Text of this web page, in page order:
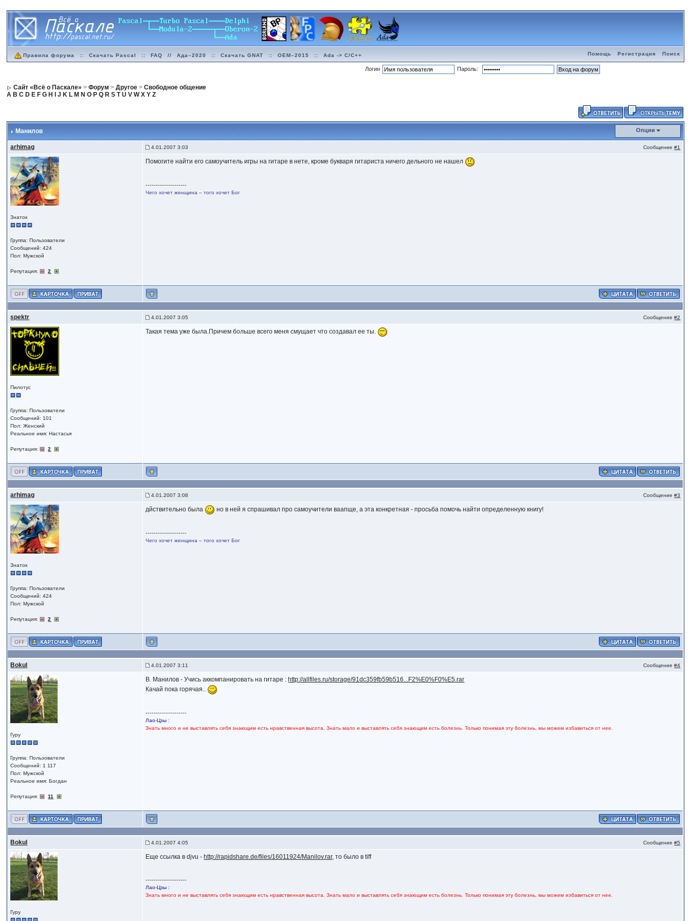
Правила форума :: Скачать Pascal :: FAQ // Ада–2020 :: Скачать GNAT :: OEM–2015 :: Ada -> C/C++ Помощь Регистрация Поиск
Логин Пароль:
Сайт «Всё о Паскале» >Форум >Другое >Свободное общение
A B C D E F G H J K L M N O P Q R S T U V W X Y Z
Манилов Опции
arhimag 4.01.2007 3:03 Сообщение#1
Знаток
Группа: Пользователи
Сообщений: 424
Пол: Мужской
Репутация: 2
Помогите найти его самоучитель игры на гитаре в нете, кроме букваря гитариста ничего дельного не нашел
--------------------
Чего хочет женщина – того хочет Бог
spektr 4.01.2007 3:05 Сообщение#2
Пилотус
Группа: Пользователи
Сообщений: 101
Пол: Женский
Реальное имя: Настасья
Репутация: 2
Такая тема уже была.Причем больше всего меня смущает что создавал ее ты.
arhimag 4.01.2007 3:08 Сообщение#3
Знаток
Группа: Пользователи
Сообщений: 424
Пол: Мужской
Репутация: 2
дйствительно была но в ней я спрашивал про самоучители ваапще, а эта конкретная - просьба помочь найти определенную книгу!
--------------------
Чего хочет женщина – того хочет Бог
Bokul 4.01.2007 3:11 Сообщение#4
Гуру
Группа: Пользователи
Сообщений: 1 117
Пол: Мужской
Реальное имя: Богдан
Репутация: 11
В. Манилов - Учись аккомпанировать на гитаре : http://allfiles.ru/storage/91dc359fb59b516...F2%E0%F0%E5.rar
Качай пока горячая..
--------------------
Лао-Цзы :
Знать много и не выставлять себя знающим есть нравственная высота. Знать мало и выставлять себя знающим есть болезнь. Только понимая эту болезнь, мы можем избавиться от нее.
Bokul 4.01.2007 4:05 Сообщение#5
Гуру
Еще ссылка в djvu - http://rapidshare.de/files/16011924/Manilov.rar, то было в tiff
--------------------
Лао-Цзы :
Знать много и не выставлять себя знающим есть нравственная высота. Знать мало и выставлять себя знающим есть болезнь. Только понимая эту болезнь, мы можем избавиться от нее.